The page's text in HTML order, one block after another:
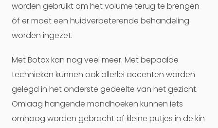
worden gebruikt om het volume terug te brengen
óf er moet een huidverbeterende behandeling
worden ingezet.
Met Botox kan nog veel meer. Met bepaalde
technieken kunnen ook allerlei accenten worden
gelegd in het onderste gedeelte van het gezicht.
Omlaag hangende mondhoeken kunnen iets
omhoog worden gebracht of kleine putjes in de kin